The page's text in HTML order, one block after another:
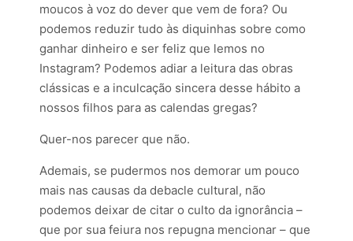
moucos à voz do dever que vem de fora? Ou
podemos reduzir tudo às diquinhas sobre como
ganhar dinheiro e ser feliz que lemos no
Instagram? Podemos adiar a leitura das obras
clássicas e a inculcação sincera desse hábito a
nossos filhos para as calendas gregas?
Quer-nos parecer que não.
Ademais, se pudermos nos demorar um pouco
mais nas causas da debacle cultural, não
podemos deixar de citar o culto da ignorância –
que por sua feiura nos repugna mencionar – que